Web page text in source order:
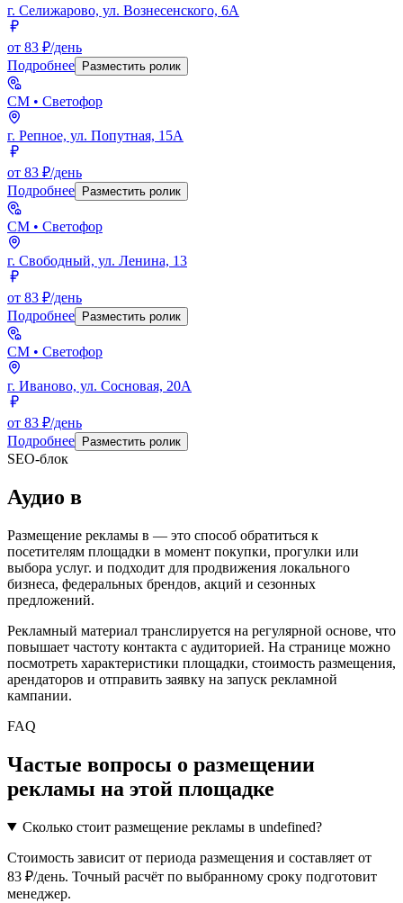
г. Селижарово, ул. Вознесенского, 6А
от 83 ₽/день
Подробнее
Разместить ролик
СМ • Светофор
г. Репное, ул. Попутная, 15А
от 83 ₽/день
Подробнее
Разместить ролик
СМ • Светофор
г. Свободный, ул. Ленина, 13
от 83 ₽/день
Подробнее
Разместить ролик
СМ • Светофор
г. Иваново, ул. Сосновая, 20А
от 83 ₽/день
Подробнее
Разместить ролик
SEO-блок
Аудио в
Размещение рекламы в — это способ обратиться к
посетителям площадки в момент покупки, прогулки или
выбора услуг. и подходит для продвижения локального
бизнеса, федеральных брендов, акций и сезонных
предложений.
Рекламный материал транслируется на регулярной основе, что
повышает частоту контакта с аудиторией. На странице можно
посмотреть характеристики площадки, стоимость размещения,
арендаторов и отправить заявку на запуск рекламной
кампании.
FAQ
Частые вопросы о размещении
рекламы на этой площадке
Сколько стоит размещение рекламы в undefined?
Стоимость зависит от периода размещения и составляет от
83 ₽/день. Точный расчёт по выбранному сроку подготовит
менеджер.